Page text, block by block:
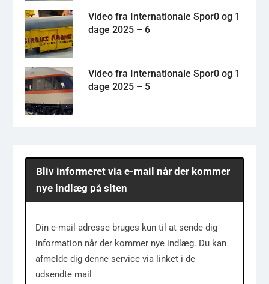
Video fra Internationale Spor0 og 1
dage 2025 – 6
Video fra Internationale Spor0 og 1
dage 2025 – 5
Bliv informeret via e-mail når der kommer
nye indlæg på siten
Din e-mail adresse bruges kun til at sende dig
information når der kommer nye indlæg. Du kan
afmelde dig denne service via linket i de
udsendte mail